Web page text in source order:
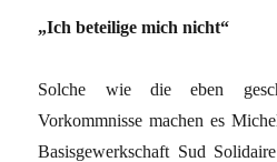
„Ich beteilige mich nicht“
Solche wie die eben
Vorkommnisse machen es
Basisgewerkschaft Sud